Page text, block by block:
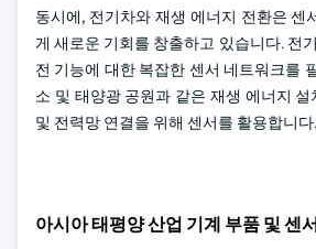
동시에, 전기차와 재생 에너지 전환은 센
게 새로운 기회를 창출하고 있습니다. 전
전 기능에 대한 복잡한 센서 네트워크를
소 및 태양광 공원과 같은 재생 에너지
및 전력망 연결을 위해 센서를 활용합니다.
아시아 태평양 산업 기계 부품 및 센